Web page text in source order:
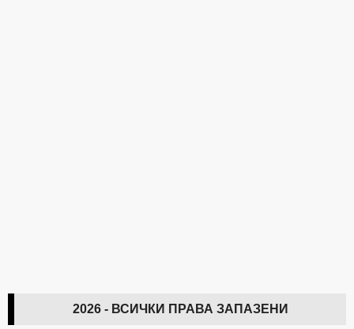
2026 - ВСИЧКИ ПРАВА ЗАПАЗЕНИ